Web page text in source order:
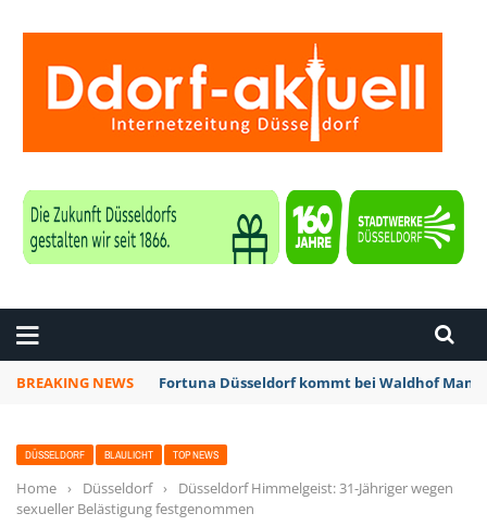
BREAKING NEWS Fortuna Düsseldorf kommt bei Waldhof
DÜSSELDORF BLAULICHT TOP NEWS
Home › Düsseldorf ›
Düsseldorf Himmelgeist: 31-Jähriger wegen
sexueller Belästigung festgenommen